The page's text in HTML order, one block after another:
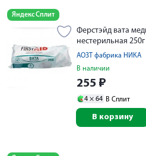
Яндекс Сплит
Ферстэйд вата
нестерильная 250г
АОЗТ фабрика НИКА
В наличии
255 ₽
4 × 64 В Сплит
В корзину